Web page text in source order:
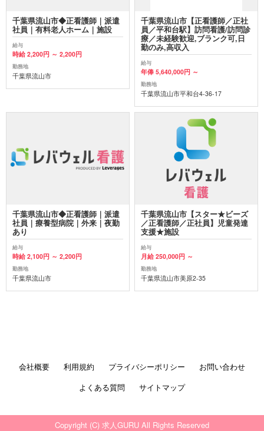
千葉県流山市◆正看護師｜派遣
社員｜有料老人ホーム｜施設
給与
時給 2,200円 ～ 2,200円
勤務地
千葉県流山市
千葉県流山市【正看護師／正社
員／平和台駅】訪問看護/訪問診
療／未経験歓迎,ブランク可,日
勤のみ,高収入
給与
年俸 5,640,000円 ～
勤務地
千葉県流山市平和台4-36-17
千葉県流山市◆正看護師｜派遣
社員｜療養型病院｜外来｜夜勤
あり
給与
時給 2,100円 ～ 2,200円
勤務地
千葉県流山市
千葉県流山市【スター★ビーズ
／正看護師／正社員】児童発達
支援★施設
給与
月給 250,000円 ～
勤務地
千葉県流山市美原2-35
会社概要 利用規約 プライバシーポリシー
お問い合わせ
よくある質問
サイトマップ
Copyright (C) 求人GURU All Rights Reserved